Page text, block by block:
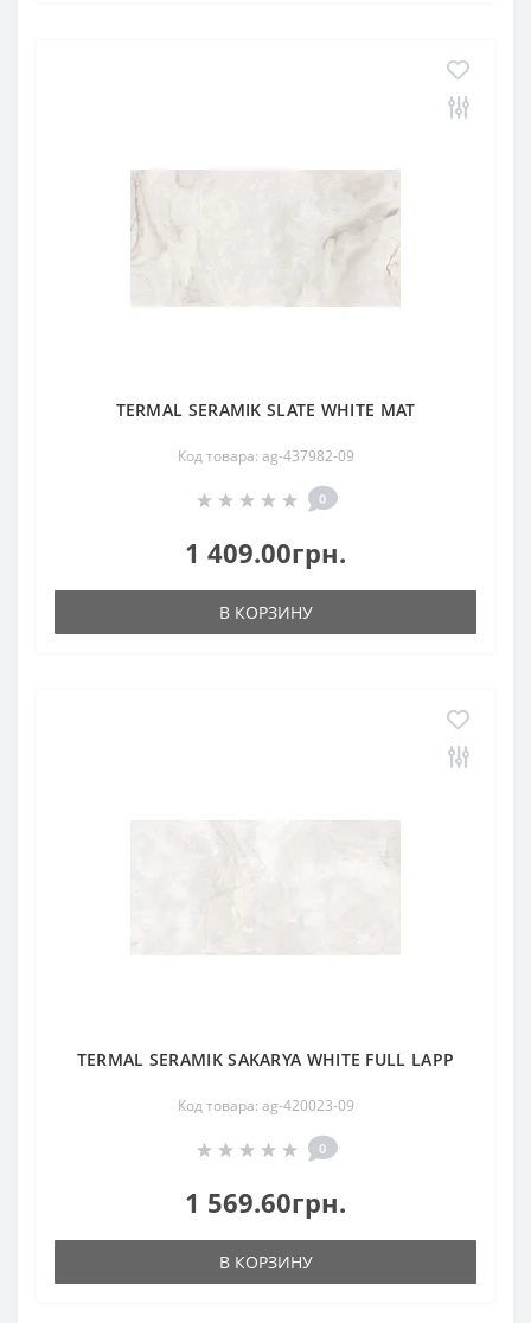
TERMAL SERAMIK SLATE WHITE MAT
Код товара: ag-437982-09
0
1 409.00грн.
В КОРЗИНУ
TERMAL SERAMIK SAKARYA WHITE FULL LAPP
Код товара: ag-420023-09
0
1 569.60грн.
В КОРЗИНУ